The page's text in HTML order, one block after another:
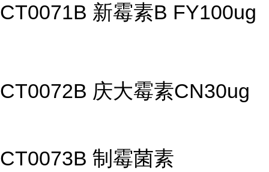
CT0071B 新霉素B FY100ug
CT0072B 庆大霉素CN30ug
CT0073B 制霉菌素